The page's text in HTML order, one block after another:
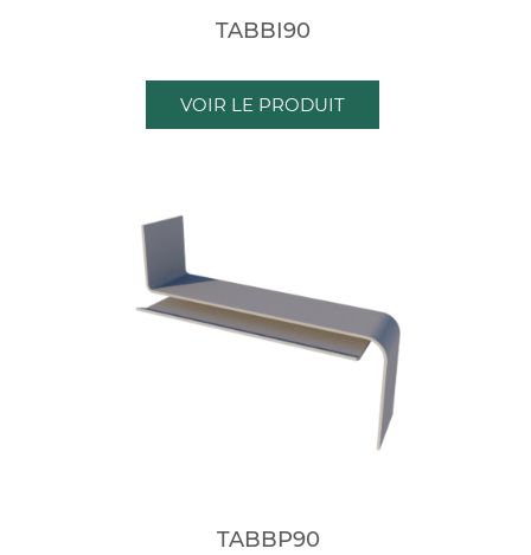
TABBI90
VOIR LE PRODUIT
TABBP90